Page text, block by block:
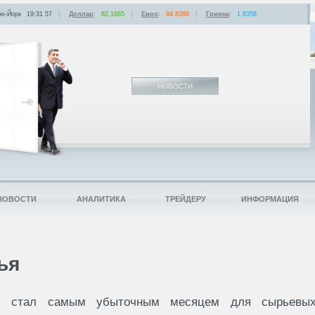
стал самым убыточным месяцем для
НОВОСТИ
Йорк 19:31 57 Доллар: 82.1665 Евро: 94.8366 Гривна: 1.8358
АНАЛИТИКА ТРЕЙДЕРУ ИНФОРМАЦИЯ